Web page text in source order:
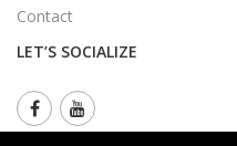
Contact
LET’S SOCIALIZE